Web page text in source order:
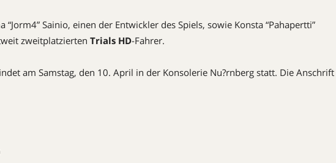
“Jorm4” Sainio, einen der Entwickler des Spiels, sowie Konsta “Pahapertti”
zweitplatzierten Trials HD-Fahrer.
am Samstag, den 10. April in der Konsolerie Nu?rnberg statt. Die Anschrift